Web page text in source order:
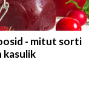
- mitut sorti
kasulik